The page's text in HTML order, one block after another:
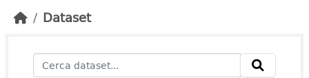
Dataset